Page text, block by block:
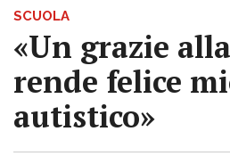
SCUOLA
«Un grazie
rende felice
autistico»